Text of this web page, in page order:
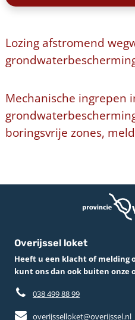
Lozing afstromend
Mechanische ingrepen
boringsvrije zones,
Overijssel loket
Heeft u een klacht of melding
kunt ons dan ook buiten onze
038 499 88 99
overijsselloket@overijssel.nl